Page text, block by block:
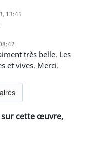
13:45
et vives. Merci.
cette œuvre,